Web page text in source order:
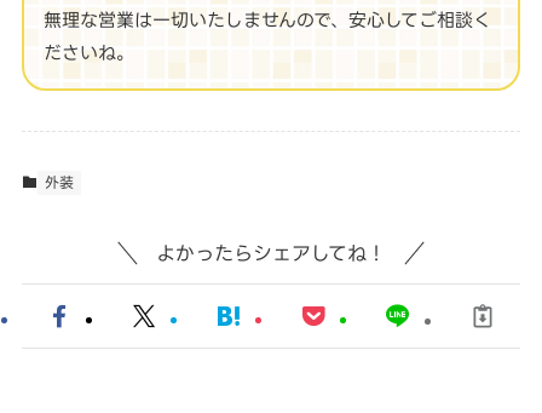
無理な営業は一切いたしませんので、安心してご相談く
ださいね。
外装
よかったらシェアしてね！